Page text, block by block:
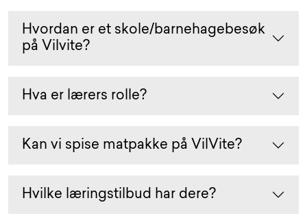
Hvordan er et skole/barnehagebesøk
på Vilvite?
Hva er lærers rolle?
Kan vi spise matpakke på VilVite?
Hvilke læringstilbud har dere?